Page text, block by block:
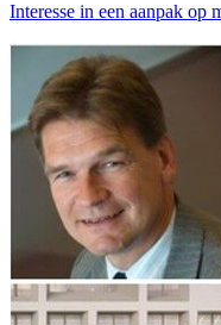
Interesse in een aanpak op